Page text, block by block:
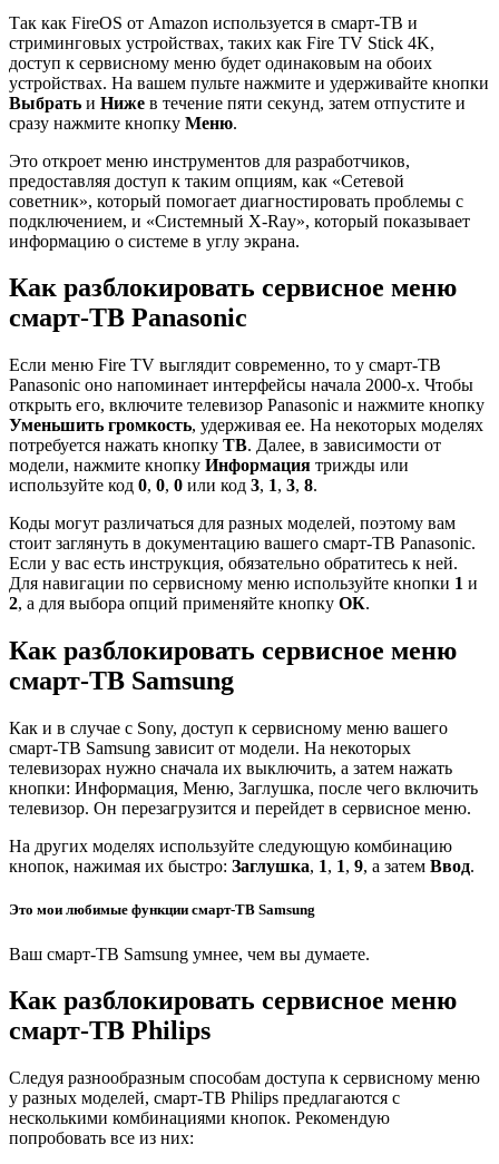
Так как FireOS от Amazon используется в смарт-ТВ и
стриминговых устройствах, таких как Fire TV Stick 4K,
доступ к сервисному меню будет одинаковым на обоих
устройствах. На вашем пульте нажмите и удерживайте кнопки
Выбрать и Ниже в течение пяти секунд, затем отпустите и
сразу нажмите кнопку Меню.
Это откроет меню инструментов для разработчиков,
предоставляя доступ к таким опциям, как «Сетевой
советник», который помогает диагностировать проблемы с
подключением, и «Системный X-Ray», который показывает
информацию о системе в углу экрана.
Как разблокировать сервисное меню
смарт-ТВ Panasonic
Если меню Fire TV выглядит современно, то у смарт-ТВ
Panasonic оно напоминает интерфейсы начала 2000-х. Чтобы
открыть его, включите телевизор Panasonic и нажмите кнопку
Уменьшить громкость, удерживая ее. На некоторых моделях
потребуется нажать кнопку ТВ. Далее, в зависимости от
модели, нажмите кнопку Информация трижды или
используйте код 0, 0, 0 или код 3, 1, 3, 8.
Коды могут различаться для разных моделей, поэтому вам
стоит заглянуть в документацию вашего смарт-ТВ Panasonic.
Если у вас есть инструкция, обязательно обратитесь к ней.
Для навигации по сервисному меню используйте кнопки 1 и
2, а для выбора опций применяйте кнопку ОК.
Как разблокировать сервисное меню
смарт-ТВ Samsung
Как и в случае с Sony, доступ к сервисному меню вашего
смарт-ТВ Samsung зависит от модели. На некоторых
телевизорах нужно сначала их выключить, а затем нажать
кнопки: Информация, Меню, Заглушка, после чего включить
телевизор. Он перезагрузится и перейдет в сервисное меню.
На других моделях используйте следующую комбинацию
кнопок, нажимая их быстро: Заглушка, 1, 1, 9, а затем Ввод.
Это мои любимые функции смарт-ТВ Samsung
Ваш смарт-ТВ Samsung умнее, чем вы думаете.
Как разблокировать сервисное меню
смарт-ТВ Philips
Следуя разнообразным способам доступа к сервисному меню
у разных моделей, смарт-ТВ Philips предлагаются с
несколькими комбинациями кнопок. Рекомендую
попробовать все из них: